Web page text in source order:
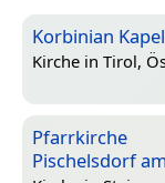
Korbinian
Kirche in Tirol,
Pfarrkirche
Pischelsdorf